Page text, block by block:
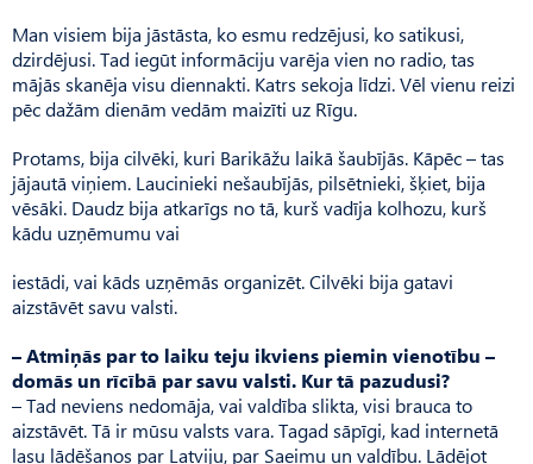
Man visiem bija jāstāsta, ko esmu redzējusi, ko satikusi,
dzirdējusi. Tad iegūt informāciju varēja vien no radio, tas
mājās skanēja visu diennakti. Katrs sekoja līdzi. Vēl vienu reizi
pēc dažām dienām vedām maizīti uz Rīgu.
Protams, bija cilvēki, kuri Barikāžu laikā šaubījās. Kāpēc – tas
jājautā viņiem. Laucinieki nešaubījās, pilsētnieki, šķiet, bija
vēsāki. Daudz bija atkarīgs no tā, kurš vadīja kolhozu, kurš
kādu uzņēmumu vai
iestādi, vai kāds uzņēmās organizēt. Cilvēki bija gatavi
aizstāvēt savu valsti.
– Atmiņās par to laiku teju ikviens piemin vienotību –
domās un rīcībā par savu valsti. Kur tā pazudusi?
– Tad neviens nedomāja, vai valdība slikta, visi brauca to
aizstāvēt. Tā ir mūsu valsts vara. Tagad sāpīgi, kad internetā
lasu lādēšanos par Latviju, par Saeimu un valdību. Lādējot